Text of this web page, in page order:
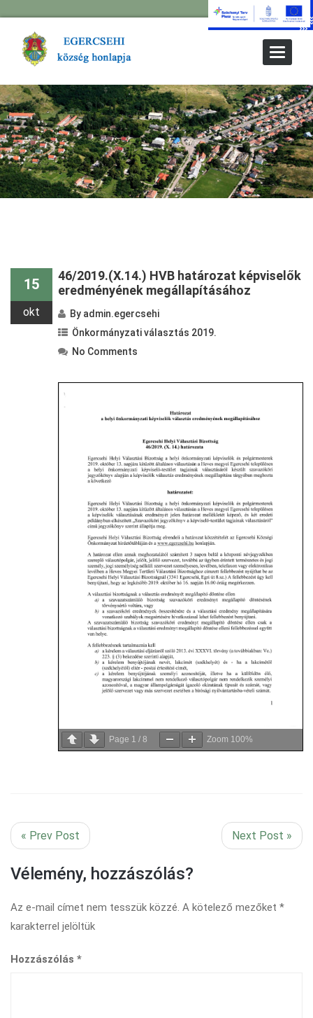
Toggle
15
okt
46/2019.(X.14.) HVB határozat képviselők
eredményének megállapításához
By admin.egercsehi
Önkormányzati választás 2019.
No Comments
Page 1 /8 Zoom 100%
« Prev Post Next Post »
Vélemény, hozzászólás?
Az e-mail címet nem tesszük közzé. A kötelező mezőket *
karakterrel jelöltük
Hozzászólás *